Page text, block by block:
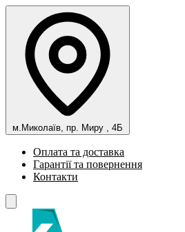
м.Миколаїв, пр. Миру , 4Б
Оплата та доставка
Гарантії та повернення
Контакти